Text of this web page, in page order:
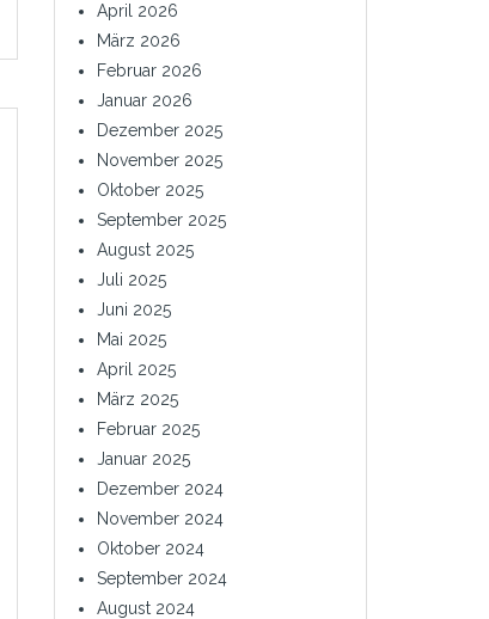
April 2026
März 2026
Februar 2026
Januar 2026
Dezember 2025
November 2025
Oktober 2025
September 2025
August 2025
Juli 2025
Juni 2025
Mai 2025
April 2025
März 2025
Februar 2025
Januar 2025
Dezember 2024
November 2024
Oktober 2024
September 2024
August 2024